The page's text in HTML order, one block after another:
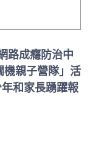
路成癮防治中
機親子營隊」活
和家長踴躍報